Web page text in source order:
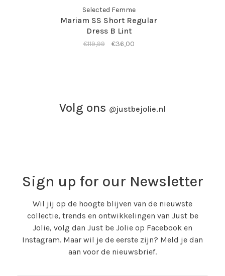
Selected Femme
Mariam SS Short Regular
Dress B Lint
€119,99 €36,00
Volg ons @justbejolie.nl
Sign up for our Newsletter
Wil jij op de hoogte blijven van de nieuwste
collectie, trends en ontwikkelingen van Just be
Jolie, volg dan Just be Jolie op Facebook en
Instagram. Maar wil je de eerste zijn? Meld je dan
aan voor de nieuwsbrief.